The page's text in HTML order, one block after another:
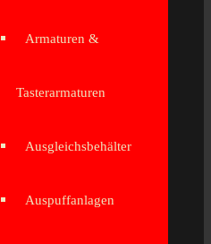
Armaturen &
Tasterarmaturen
Ausgleichsbehälter
Auspuffanlagen